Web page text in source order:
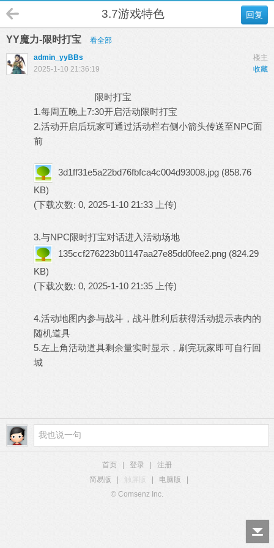
回复
3.7游戏特色
YY魔力-限时打宝
看全部
楼主
admin_yyBBs
收藏
2025-1-10 21:36:19
限时打宝
1.每周五晚上7:30开启活动限时打宝
2.活动开启后玩家可通过活动栏右侧小箭头传送至NPC面
前
3d1ff31e5a22bd76fbfca4c004d93008.jpg (858.76
KB)
(下载次数: 0, 2025-1-10 21:33 上传)
3.与NPC限时打宝对话进入活动场地
135ccf276223b01147aa27e85dd0fee2.png (824.29
KB)
(下载次数: 0, 2025-1-10 21:35 上传)
4.活动地图内参与战斗，战斗胜利后获得活动提示表内的
随机道具
5.左上角活动道具剩余量实时显示，刷完玩家即可自行回
城
首页 登录
注册
简易版
触屏版 电脑版
© Comsenz Inc.